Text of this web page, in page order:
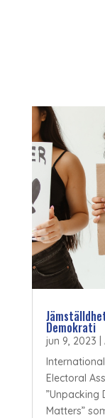
Demokrati
jun 9, 2023
Electoral
”Unpacking
Matters”